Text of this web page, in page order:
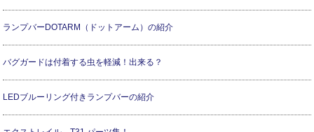
ランプバーDOTARM（ドットアーム）の紹介
バグガードは付着する虫を軽減！出来る？
LEDブルーリング付きランプバーの紹介